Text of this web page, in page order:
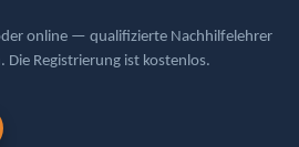
online — qualifizierte Nachhilfelehrer
Die Registrierung ist kostenlos.